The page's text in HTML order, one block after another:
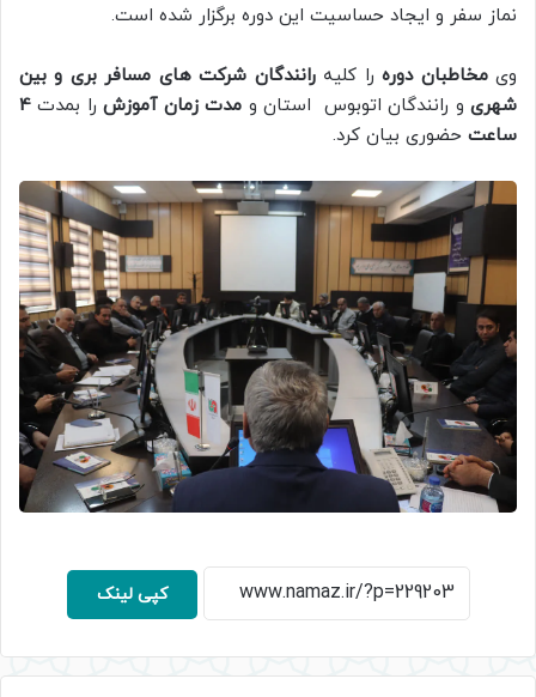
نماز سفر و ایجاد حساسیت این دوره برگزار شده است.
ویمخاطبان دورهرا کلیهرانندگان شرکت های مسافر بری و بین
شهریو رانندگان اتوبوس استان و مدت زمان آموزشرا بمدت 4
ساعت حضوری بیان کرد.
کپی لینک